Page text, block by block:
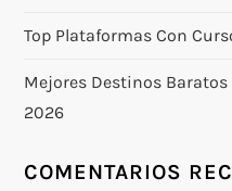
Top Plataformas Con
Mejores Destinos
2026
COMENTARIOS